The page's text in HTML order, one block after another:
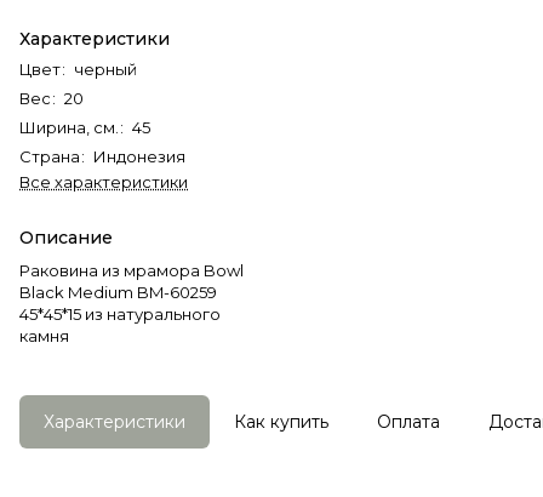
Характеристики
Цвет: черный
Вес: 20
Ширина, см. : 45
Страна: Индонезия
Все характеристики
Описание
Раковина из мрамора Bowl
Black Medium BM-60259
45*45*15 из натурального
камня
Характеристики Как купить Оплата